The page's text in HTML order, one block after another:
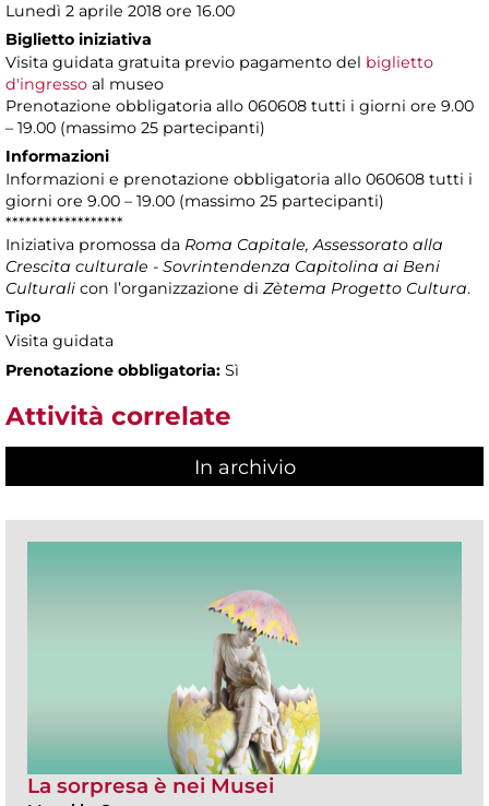
Lunedì 2 aprile 2018 ore 16.00
Biglietto iniziativa
Visita guidata gratuita previo pagamento del biglietto
d'ingresso al museo
Prenotazione obbligatoria allo 060608 tutti i giorni ore 9.00
– 19.00 (massimo 25 partecipanti)
Informazioni
Informazioni e prenotazione obbligatoria allo 060608 tutti i
giorni ore 9.00 – 19.00 (massimo 25 partecipanti)
******************
Iniziativa promossa da Roma Capitale, Assessorato alla
Crescita culturale - Sovrintendenza Capitolina ai Beni
Culturali con l’organizzazione di Zètema Progetto Cultura.
Tipo
Visita guidata
Prenotazione obbligatoria: Sì
Attività correlate
In archivio
La sorpresa è nei Musei